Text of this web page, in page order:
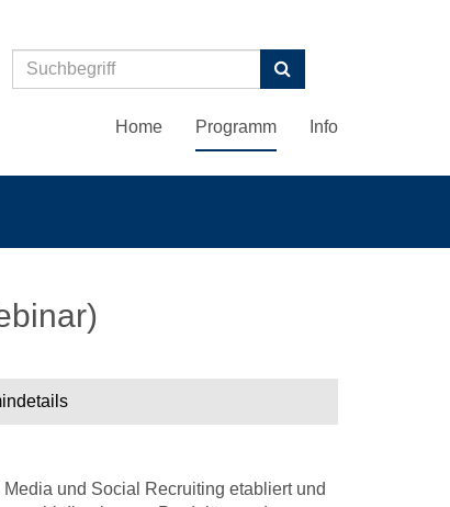
Suchen
Home Programm Info
und Social Recruiting etabliert und